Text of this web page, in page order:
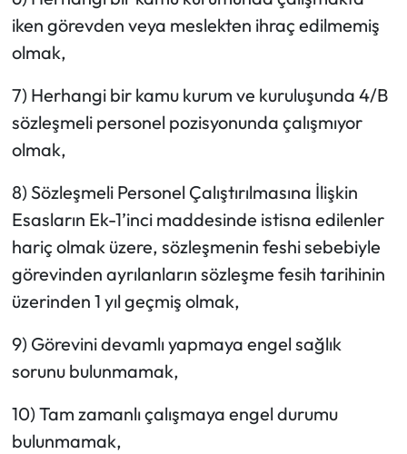
iken görevden veya meslekten ihraç edilmemiş
olmak,
7) Herhangi bir kamu kurum ve kuruluşunda 4/B
sözleşmeli personel pozisyonunda çalışmıyor
olmak,
8) Sözleşmeli Personel Çalıştırılmasına İlişkin
Esasların Ek-1’inci maddesinde istisna edilenler
hariç olmak üzere, sözleşmenin feshi sebebiyle
görevinden ayrılanların sözleşme fesih tarihinin
üzerinden 1 yıl geçmiş olmak,
9) Görevini devamlı yapmaya engel sağlık
sorunu bulunmamak,
10) Tam zamanlı çalışmaya engel durumu
bulunmamak,